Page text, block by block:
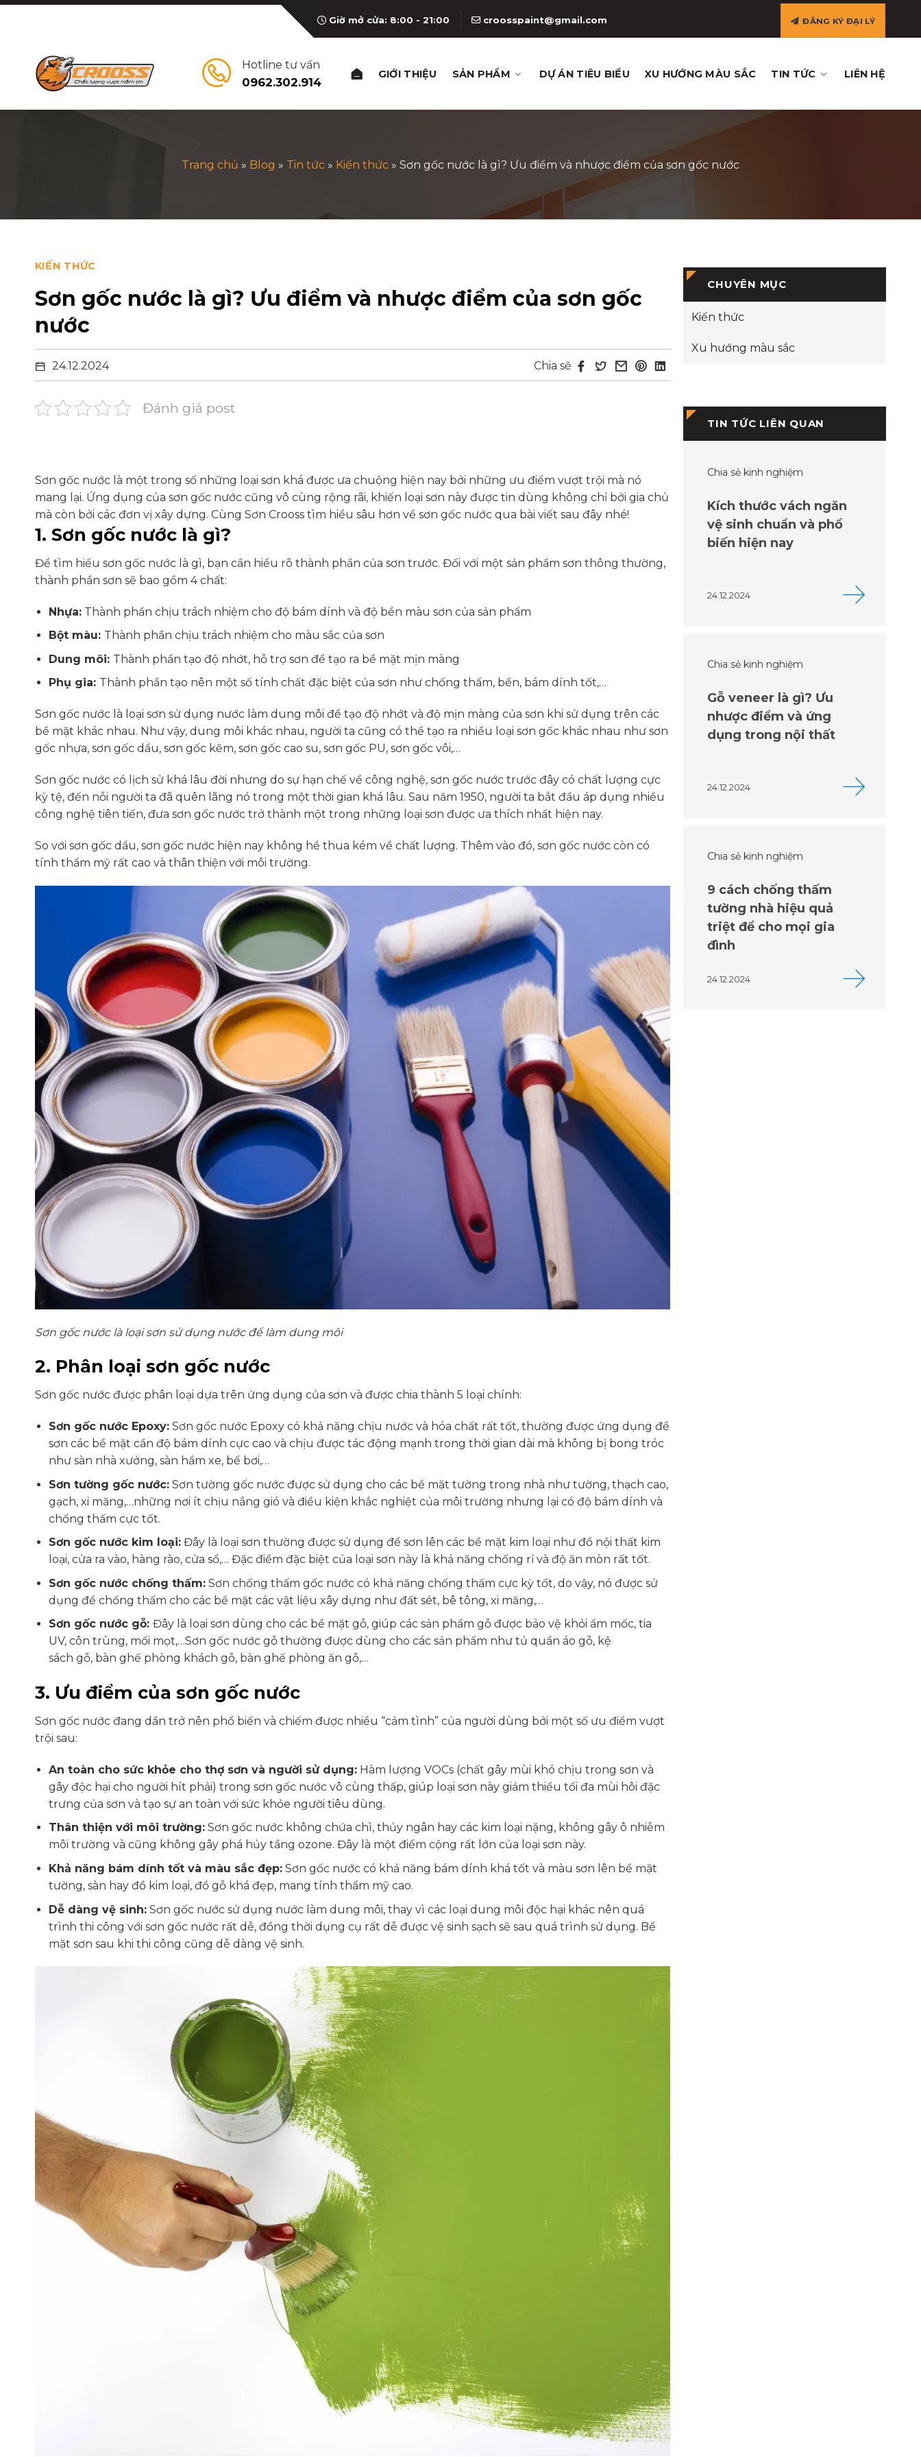
Bỏ
Giờ mở cửa: 8:00 - 21:00 croosspaint@gmail.com ĐĂNG KÝ ĐẠI LÝ
Hotline tư vấn
0962.302.914
GIỚI THIỆU SẢN PHẨM DỰ ÁN TIÊU BIỂU XU HƯỚNG MÀU SẮC TIN TỨC LIÊN HỆ
Trang chủ » Blog » Tin tức » Kiến thức » Sơn gốc nước là gì? Ưu điểm và nhược điểm của sơn gốc nước
KIẾN THỨC
Sơn gốc nước là gì? Ưu điểm và nhược điểm của sơn gốc
nước
24.12.2024 Chia sẽ
Đánh giá post
Sơn gốc nước là một trong số những loại sơn khá được ưa chuộng hiện nay bởi những ưu điểm vượt trội mà nó
mang lại. Ứng dụng của sơn gốc nước cũng vô cùng rộng rãi, khiến loại sơn này được tin dùng không chỉ bởi gia chủ
mà còn bởi các đơn vị xây dựng. Cùng Sơn Crooss tìm hiểu sâu hơn về sơn gốc nước qua bài viết sau đây nhé!
1. Sơn gốc nước là gì?
Để tìm hiểu sơn gốc nước là gì, bạn cần hiểu rõ thành phần của sơn trước. Đối với một sản phẩm sơn thông thường,
thành phần sơn sẽ bao gồm 4 chất:
Nhựa: Thành phần chịu trách nhiệm cho độ bám dính và độ bền màu sơn của sản phẩm
Bột màu: Thành phần chịu trách nhiệm cho màu sắc của sơn
Dung môi: Thành phần tạo độ nhớt, hỗ trợ sơn để tạo ra bề mặt mịn màng
Phụ gia: Thành phần tạo nên một số tính chất đặc biệt của sơn như chống thấm, bền, bám dính tốt,…
Sơn gốc nước là loại sơn sử dụng nước làm dung môi để tạo độ nhớt và độ mịn màng của sơn khi sử dụng trên các
bề mặt khác nhau. Như vậy, dung môi khác nhau, người ta cũng có thể tạo ra nhiều loại sơn gốc khác nhau như sơn
gốc nhựa, sơn gốc dầu, sơn gốc kẽm, sơn gốc cao su, sơn gốc PU, sơn gốc vôi,…
Sơn gốc nước có lịch sử khá lâu đời nhưng do sự hạn chế về công nghệ, sơn gốc nước trước đây có chất lượng cực
kỳ tệ, đến nỗi người ta đã quên lãng nó trong một thời gian khá lâu. Sau năm 1950, người ta bắt đầu áp dụng nhiều
công nghệ tiên tiến, đưa sơn gốc nước trở thành một trong những loại sơn được ưa thích nhất hiện nay.
So với sơn gốc dầu, sơn gốc nước hiện nay không hề thua kém về chất lượng. Thêm vào đó, sơn gốc nước còn có
tính thẩm mỹ rất cao và thân thiện với môi trường.
Sơn gốc nước là loại sơn sử dụng nước để làm dung môi
2. Phân loại sơn gốc nước
Sơn gốc nước được phân loại dựa trên ứng dụng của sơn và được chia thành 5 loại chính:
Sơn gốc nước Epoxy: Sơn gốc nước Epoxy có khả năng chịu nước và hóa chất rất tốt, thường được ứng dụng để
sơn các bề mặt cần độ bám dính cực cao và chịu được tác động mạnh trong thời gian dài mà không bị bong tróc
như sàn nhà xưởng, sàn hầm xe, bể bơi,…
Sơn tường gốc nước: Sơn tường gốc nước được sử dụng cho các bề mặt tường trong nhà như tường, thạch cao,
gạch, xi măng,…những nơi ít chịu nắng gió và điều kiện khắc nghiệt của môi trường nhưng lại có độ bám dính và
chống thấm cực tốt.
Sơn gốc nước kim loại: Đây là loại sơn thường được sử dụng để sơn lên các bề mặt kim loại như đồ nội thất kim
loại, cửa ra vào, hàng rào, cửa sổ,… Đặc điểm đặc biệt của loại sơn này là khả năng chống rỉ và độ ăn mòn rất tốt.
Sơn gốc nước chống thấm: Sơn chống thấm gốc nước có khả năng chống thấm cực kỳ tốt, do vậy, nó được sử
dụng để chống thấm cho các bề mặt các vật liệu xây dựng như đất sét, bê tông, xi măng,…
Sơn gốc nước gỗ:Đây là loại sơn dùng cho các bề mặt gỗ, giúp các sản phẩm gỗ được bảo vệ khỏi ẩm mốc, tia
UV, côn trùng, mối mọt,…Sơn gốc nước gỗ thường được dùng cho các sản phẩm như tủ quần áo gỗ, kệ
sách gỗ, bàn ghế phòng khách gỗ, bàn ghế phòng ăn gỗ,…
3. Ưu điểm của sơn gốc nước
Sơn gốc nước đang dần trở nên phổ biến và chiếm được nhiều “cảm tình” của người dùng bởi một số ưu điểm vượt
trội sau:
An toàn cho sức khỏe cho thợ sơn và người sử dụng: Hàm lượng VOCs (chất gây mùi khó chịu trong sơn và
gây độc hại cho người hít phải) trong sơn gốc nước vô cùng thấp, giúp loại sơn này giảm thiểu tối đa mùi hôi đặc
trưng của sơn và tạo sự an toàn với sức khỏe người tiêu dùng.
Thân thiện với môi trường: Sơn gốc nước không chứa chì, thủy ngân hay các kim loại nặng, không gây ô nhiễm
môi trường và cũng không gây phá hủy tầng ozone. Đây là một điểm cộng rất lớn của loại sơn này.
Khả năng bám dính tốt và màu sắc đẹp: Sơn gốc nước có khả năng bám dính khá tốt và màu sơn lên bề mặt
tường, sàn hay đồ kim loại, đồ gỗ khá đẹp, mang tính thẩm mỹ cao.
Dễ dàng vệ sinh: Sơn gốc nước sử dụng nước làm dung môi, thay vì các loại dung môi độc hại khác nên quá
trình thi công với sơn gốc nước rất dễ, đồng thời dụng cụ rất dễ được vệ sinh sạch sẽ sau quá trình sử dụng. Bề
mặt sơn sau khi thi công cũng dễ dàng vệ sinh.
CHUYÊN MỤC
Kiến thức
Xu hướng màu sắc
TIN TỨC LIÊN QUAN
Chia sẻ kinh nghiệm
Kích thước vách ngăn
vệ sinh chuẩn và phổ
biến hiện nay
24.12.2024
Chia sẻ kinh nghiệm
Gỗ veneer là gì? Ưu
nhược điểm và ứng
dụng trong nội thất
24.12.2024
Chia sẻ kinh nghiệm
9 cách chống thấm
tường nhà hiệu quả
triệt để cho mọi gia
đình
24.12.2024